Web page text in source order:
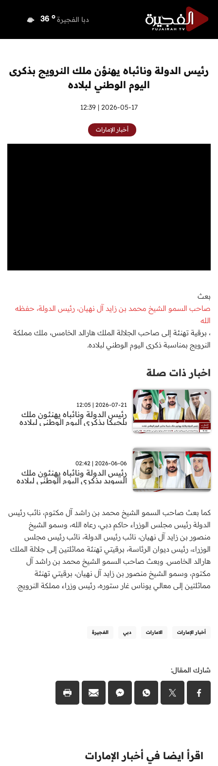
دبا الفجيرة 36 o
36 o
راس الخيمة
الفجيرة
رئيس الدولة ونائباه يهنؤن ملك النرويج بذكرى
اليوم الوطني لبلاده
2026-05-17 | 12:39
أخبار الإمارات
بعث
صاحب السمو الشيخ محمد بن زايد آل نهيان، رئيس الدولة، حفظه
الله
، برقية تهنئة إلى صاحب الجلالة الملك هارالد الخامس، ملك مملكة
النرويج بمناسبة ذكرى اليوم الوطني لبلاده.
اخبار ذات صلة
2026-07-21 | 12:05
رئيس الدولة ونائباه يهنئون ملك
بلجيكا بذكرى اليوم الوطني لبلاده
2026-06-06 | 02:42
رئيس الدولة ونائباه يهنئون ملك
السويد بذكرى اليوم الوطني لبلاده
كما بعث صاحب السمو الشيخ محمد بن راشد آل مكتوم، نائب رئيس
الدولة رئيس مجلس الوزراء حاكم دبي، رعاه الله، وسمو الشيخ
منصور بن زايد آل نهيان، نائب رئيس الدولة، نائب رئيس مجلس
الوزراء، رئيس ديوان الرئاسة، برقيتي تهنئة مماثلتين إلى جلالة الملك
هارالد الخامس. وبعث صاحب السمو الشيخ محمد بن راشد آل
مكتوم، وسمو الشيخ منصور بن زايد آل نهيان، برقيتي تهنئة
مماثلتين إلى معالي يوناس غار ستوره، رئيس وزراء مملكة النرويج.
أخبار الإمارات الامارات دبي الفجيرة
شارك المقال:
اقرأ ايضا في أخبار الإمارات